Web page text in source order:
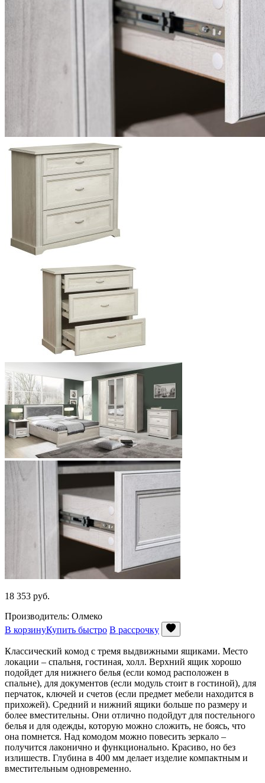
18 353 руб.
Производитель: Олмеко
В корзинуКупить быстро В рассрочку
Классический комод с тремя выдвижными ящиками. Место
локации – спальня, гостиная, холл. Верхний ящик хорошо
подойдет для нижнего белья (если комод расположен в
спальне), для документов (если модуль стоит в гостиной), для
перчаток, ключей и счетов (если предмет мебели находится в
прихожей). Средний и нижний ящики больше по размеру и
более вместительны. Они отлично подойдут для постельного
белья и для одежды, которую можно сложить, не боясь, что
она помнется. Над комодом можно повесить зеркало –
получится лаконично и функционально. Красиво, но без
излишеств. Глубина в 400 мм делает изделие компактным и
вместительным одновременно.